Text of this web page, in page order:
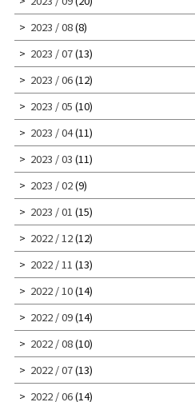
2023 / 08(8)
2023 / 07(13)
2023 / 06(12)
2023 / 05 (10)
2023 / 04(11)
2023 / 03 (11)
2023 / 02(9)
2023 / 01 (15)
2022 / 12(12)
2022 / 11 (13)
2022 / 10(14)
2022 / 09(14)
2022 / 08(10)
2022 / 07(13)
2022 / 06(14)